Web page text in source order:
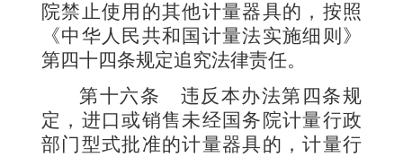
院禁止使用的其他计量器具的，按照
《中华人民共和国计量法实施细则》
第四十四条规定追究法律责任。
第十六条 违反本办法第四条规
定，进口或销售未经国务院计量行政
部门型式批准的计量器具的，计量行